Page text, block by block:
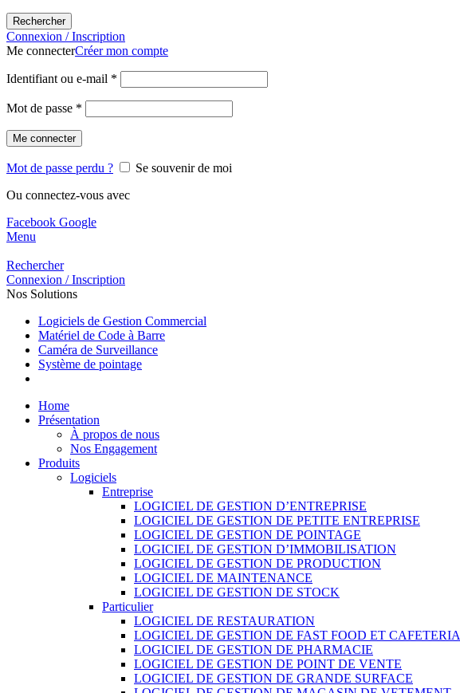
Rechercher
Connexion / Inscription
Me connecterCréer mon compte
Identifiant ou e-mail *
Mot de passe *
Me connecter
Mot de passe perdu ?
Se souvenir de moi
Ou connectez-vous avec
Facebook Google
Menu
Rechercher
Connexion / Inscription
Nos Solutions
Logiciels de Gestion Commercial
Matériel de Code à Barre
Caméra de Surveillance
Système de pointage
Home
Présentation
À propos de nous
Nos Engagement
Produits
Logiciels
Entreprise
LOGICIEL DE GESTION D’ENTREPRISE
LOGICIEL DE GESTION DE PETITE ENTREPRISE
LOGICIEL DE GESTION DE POINTAGE
LOGICIEL DE GESTION D’IMMOBILISATION
LOGICIEL DE GESTION DE PRODUCTION
LOGICIEL DE MAINTENANCE
LOGICIEL DE GESTION DE STOCK
Particulier
LOGICIEL DE RESTAURATION
LOGICIEL DE GESTION DE FAST FOOD ET CAFETERIA
LOGICIEL DE GESTION DE PHARMACIE
LOGICIEL DE GESTION DE POINT DE VENTE
LOGICIEL DE GESTION DE GRANDE SURFACE